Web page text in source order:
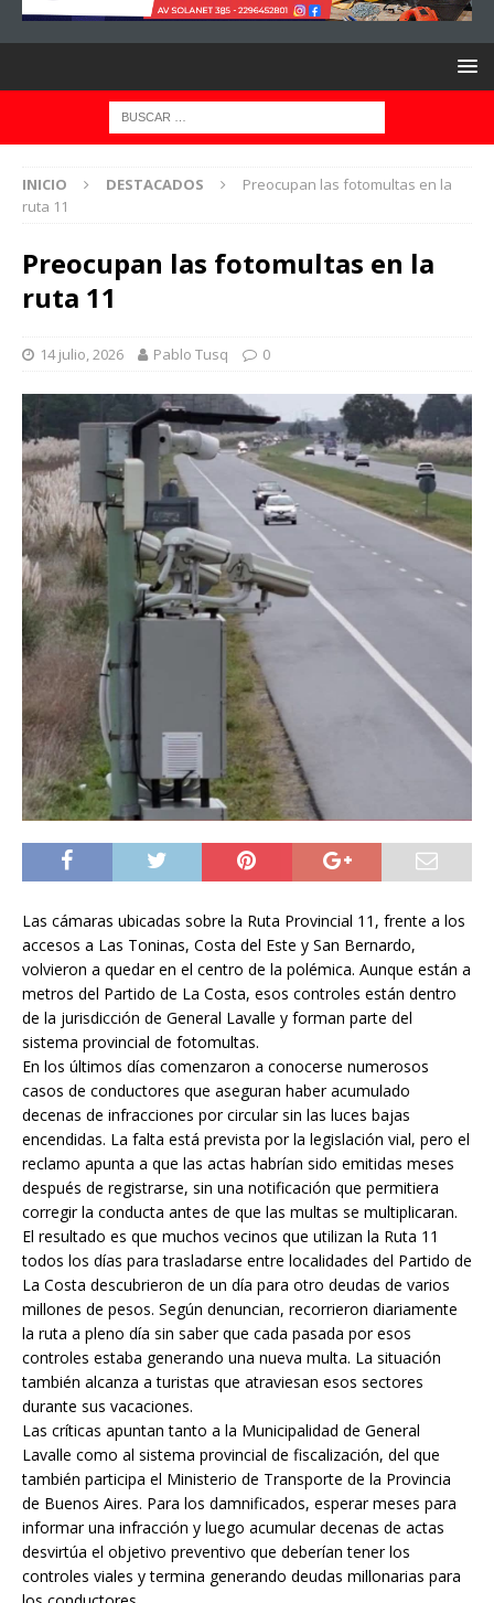
INICIO DESTACADOS
Preocupan las fotomultas en la
ruta 11
Preocupan las fotomultas en la
ruta 11
14 julio, 2026 Pablo Tusq 0
Las cámaras ubicadas sobre la Ruta Provincial 11, frente a los
accesos a Las Toninas, Costa del Este y San Bernardo,
volvieron a quedar en el centro de la polémica. Aunque están a
metros del Partido de La Costa, esos controles están dentro
de la jurisdicción de General Lavalle y forman parte del
sistema provincial de fotomultas.
En los últimos días comenzaron a conocerse numerosos
casos de conductores que aseguran haber acumulado
decenas de infracciones por circular sin las luces bajas
encendidas. La falta está prevista por la legislación vial, pero el
reclamo apunta a que las actas habrían sido emitidas meses
después de registrarse, sin una notificación que permitiera
corregir la conducta antes de que las multas se multiplicaran.
El resultado es que muchos vecinos que utilizan la Ruta 11
todos los días para trasladarse entre localidades del Partido de
La Costa descubrieron de un día para otro deudas de varios
millones de pesos. Según denuncian, recorrieron diariamente
la ruta a pleno día sin saber que cada pasada por esos
controles estaba generando una nueva multa. La situación
también alcanza a turistas que atraviesan esos sectores
durante sus vacaciones.
Las críticas apuntan tanto a la Municipalidad de General
Lavalle como al sistema provincial de fiscalización, del que
también participa el Ministerio de Transporte de la Provincia
de Buenos Aires. Para los damnificados, esperar meses para
informar una infracción y luego acumular decenas de actas
desvirtúa el objetivo preventivo que deberían tener los
controles viales y termina generando deudas millonarias para